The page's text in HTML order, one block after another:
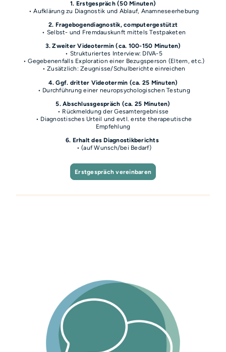
1. Erstgespräch (50 Minuten)
• Aufklärung zu Diagnostik und Ablauf, Anamneseerhebung
2. Fragebogendiagnostik, computergestützt
• Selbst- und Fremdauskunft mittels Testpaketen
3. Zweiter Videotermin (ca. 100-150 Minuten)
• Strukturiertes Interview: DIVA-5
• Gegebenenfalls Exploration einer Bezugsperson (Eltern, etc.)
• Zusätzlich: Zeugnisse/Schulberichte einreichen
4. Ggf. dritter Videotermin (ca. 25 Minuten)
• Durchführung einer neuropsychologischen Testung
5. Abschlussgespräch (ca. 25 Minuten)
• Rückmeldung der Gesamtergebnisse
• Diagnostisches Urteil und evtl. erste therapeutische
Empfehlung
6. Erhalt des Diagnostikberichts
• (auf Wunsch/bei Bedarf)
Erstgespräch vereinbaren